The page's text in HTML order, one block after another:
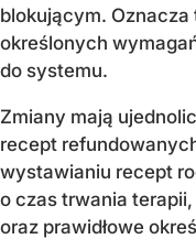
blokującym. Oznacza
określonych
do systemu.
Zmiany mają
recept
wystawianiu recept
o czas trwania
oraz prawidłowe